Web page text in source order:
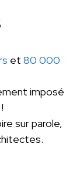
et 80 000
imposé
sur parole,